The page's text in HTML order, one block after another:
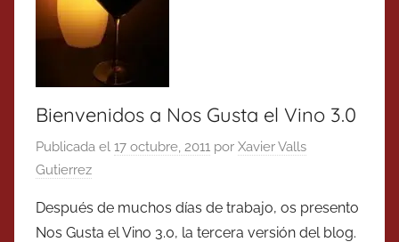
Bienvenidos a Nos Gusta el Vino 3.0
Publicada el 17 octubre, 2011 por Xavier Valls
Gutierrez
Después de muchos días de trabajo, os presento
Nos Gusta el Vino 3.0, la tercera versión del blog.